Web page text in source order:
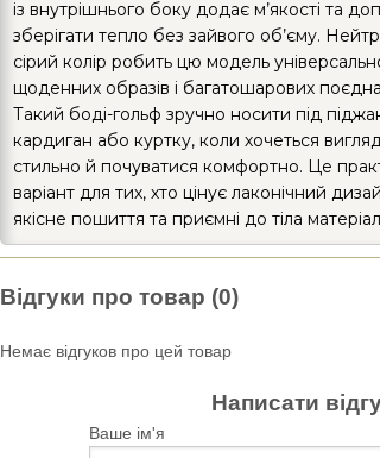
із внутрішнього боку додає м’якості та
зберігати тепло без зайвого об’єму.
сірий колір робить цю модель
щоденних образів і багатошарових
Такий боді-гольф зручно носити під
кардиган або куртку, коли хочеться
стильно й почуватися комфортно. Це
варіант для тих, хто цінує лаконічний
якісне пошиття та приємні до тіла
Відгуки про товар (0)
Немає відгуков про цей товар
Написати
Ваше ім'я